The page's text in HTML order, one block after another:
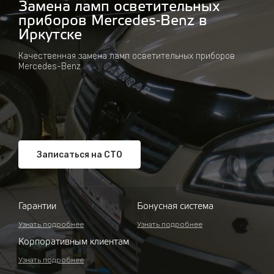
Замена ламп осветительных
приборов Mercedes-Benz в
Иркутске
Качественная замена ламп осветительных приборов
Mercedes-Benz
Записаться на СТО
Гарантии
Узнать подробнее
Бонусная система
Узнать подробнее
Корпоративным клиентам
Узнать подробнее